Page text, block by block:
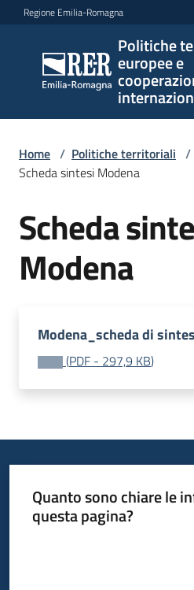
Vai al contenuto
Vai alla navigazione
Vai al footer
Regione Emilia-Romagna
Politiche
europee e
Politiche
territoriali,
europee e
cooperazione
Novità
Servizi
Leggi
Atti
Programmi
Progetti
Home / Politiche territoriali /
Scheda sintesi Modena
Scheda
Modena
Modena_scheda di
(PDF - 297,9 KB)
Quanto sono chiare le
questa pagina?